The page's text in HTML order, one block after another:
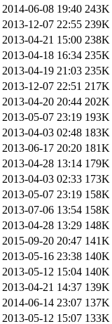
2014-06-08 19:40 243K
2013-12-07 22:55 239K
2013-04-21 15:00 238K
2013-04-18 16:34 235K
2013-04-19 21:03 235K
2013-12-07 22:51 217K
2013-04-20 20:44 202K
2013-05-07 23:19 193K
2013-04-03 02:48 183K
2013-06-17 20:20 181K
2013-04-28 13:14 179K
2013-04-03 02:33 173K
2013-05-07 23:19 158K
2013-07-06 13:54 158K
2013-04-28 13:29 148K
2015-09-20 20:47 141K
2013-05-16 23:38 140K
2013-05-12 15:04 140K
2013-04-21 14:37 139K
2014-06-14 23:07 137K
2013-05-12 15:07 133K